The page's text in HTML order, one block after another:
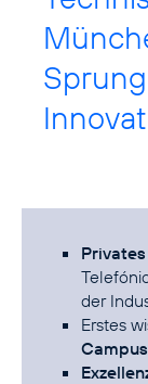
der
Erstes